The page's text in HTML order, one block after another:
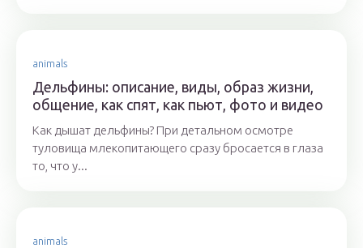
animals
Дельфины: описание, виды, образ жизни,
общение, как спят, как пьют, фото и видео
Как дышат дельфины? При детальном осмотре
туловища млекопитающего сразу бросается в глаза
то, что у...
animals